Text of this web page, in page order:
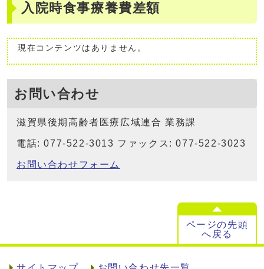
入院時食事療養費差額
現在コンテンツはありません。
お問い合わせ
滋賀県後期高齢者医療広域連合 業務課
電話: 077-522-3013 ファックス: 077-522-3023
お問い合わせフォーム
ページの先頭
へ戻る